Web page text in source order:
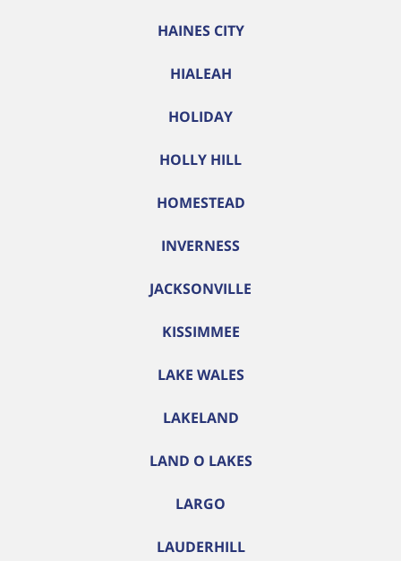
HAINES CITY
HIALEAH
HOLIDAY
HOLLY HILL
HOMESTEAD
INVERNESS
JACKSONVILLE
KISSIMMEE
LAKE WALES
LAKELAND
LAND O LAKES
LARGO
LAUDERHILL